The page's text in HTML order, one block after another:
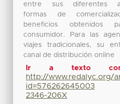
entre sus diferentes
formas de
beneficios obtenidos
consumidor. Para las
viajes tradicionales, su
canal de distribución online
Ir a texto
http://www.redalyc.org/
id=576262645003
2346-206X